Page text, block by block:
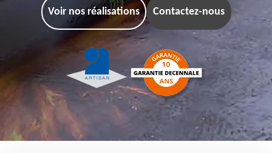
Voir nos réalisations Contactez-nous